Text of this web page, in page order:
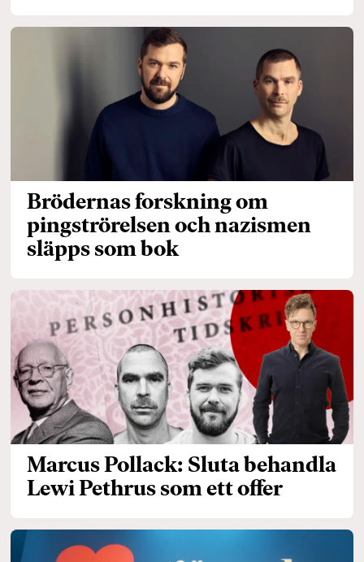
Brödernas forskning om
pingströrelsen och nazismen
släpps som bok
Marcus Pollack: Sluta behandla
Lewi Pethrus som ett offer